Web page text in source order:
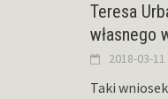
Teresa
własnego
2018-03-11
Taki